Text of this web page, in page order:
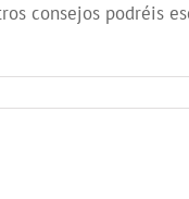
consejos podréis